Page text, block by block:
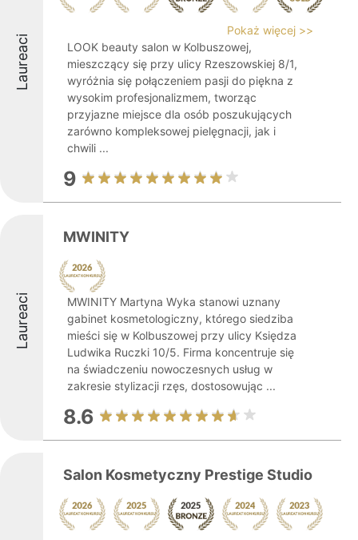
Laureaci
Pokaż więcej >>
LOOK beauty salon w Kolbuszowej,
mieszczący się przy ulicy Rzeszowskiej 8/1,
wyróżnia się połączeniem pasji do piękna z
wysokim profesjonalizmem, tworząc
przyjazne miejsce dla osób poszukujących
zarówno kompleksowej pielęgnacji, jak i
chwili ...
9
Laureaci
MWINITY
MWINITY Martyna Wyka stanowi uznany
gabinet kosmetologiczny, którego siedziba
mieści się w Kolbuszowej przy ulicy Księdza
Ludwika Ruczki 10/5. Firma koncentruje się
na świadczeniu nowoczesnych usług w
zakresie stylizacji rzęs, dostosowując ...
8.6
Salon Kosmetyczny Prestige Studio